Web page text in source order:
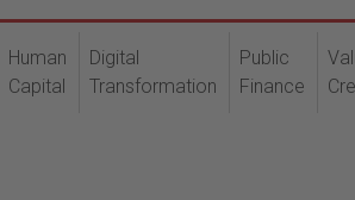
Human
Capital
Digital
Transformation
Public
Finance